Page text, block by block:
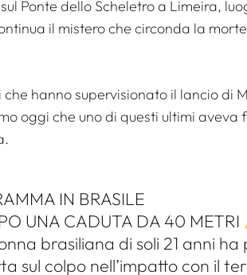
Ponte dello Scheletro a Limeira,
il mistero che circonda la
hanno supervisionato il lancio di
oggi che uno di questi ultimi aveva
IN BRASILE
UNA CADUTA DA 40 METRI
brasiliana di soli 21 anni ha
sul colpo nell’impatto con il